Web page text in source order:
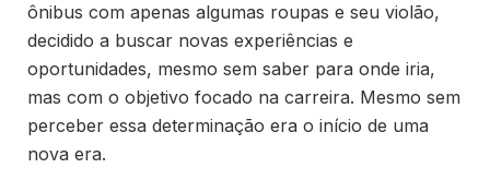
ônibus com apenas algumas roupas e seu violão,
decidido a buscar novas experiências e
oportunidades, mesmo sem saber para onde iria,
mas com o objetivo focado na carreira. Mesmo sem
perceber essa determinação era o início de uma
nova era.